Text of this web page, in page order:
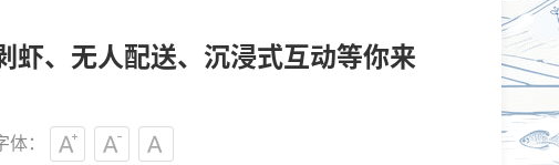
虾、无人配送、沉浸式互动等你来
体：